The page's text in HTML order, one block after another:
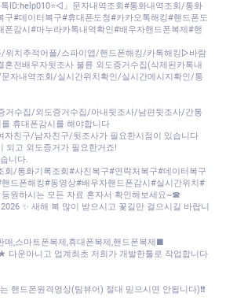
ID:help010⭐◁』문자내역조회#통화내역조회/통화
구#데이터복구#휴대폰도청#카카오톡해킹#핸드폰도
폰감시#마누라카톡내역확인#배우자핸드폰복제#핸
위치추적어플/스파이앱/핸드폰해킹/카톡해킹▷바람
혼전배우자뒷조사 불륜 외도증거수집(삭제된카톡내
자내역조회/실시간위치확인/실시간메시지확인/통
거수집/외도증거수집/아내뒷조사/남편뒷조사/간통
휴대폰감시를 해야합니다
친구/남자친구/뒷조사가 필요한시점이 있습니다
고 외도증거가 필요한거죠!
니다.
/통화기록조회#사진복구#연락처복구#데이터복구
드폰해킹#동영상#배우자핸드폰감시#실시간위치#
원하시는 모든 자료 혼자서 확인해보세요~☎
✨ 새해 복 많이 받으시고 꽃길만 걸으시길 바랍니
매,스마트폰복제,휴대폰복제,핸드폰복제■
운아니고 업계최초 저희가 개발한툴로 작업합니다
핸드폰원격영상(팀뷰어) 절대 믿으시면 안됩니다)❗❗